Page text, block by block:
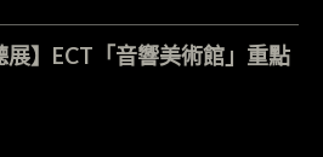
展】ECT「音響美術館」重點